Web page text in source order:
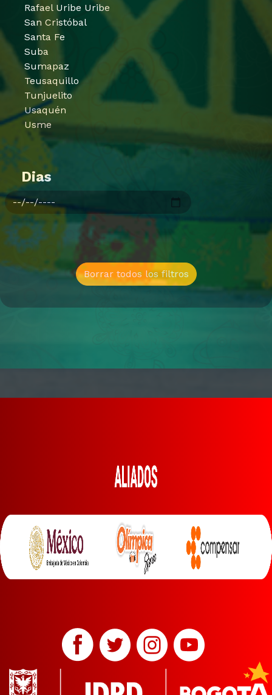
Rafael Uribe Uribe
San Cristóbal
Santa Fe
Suba
Sumapaz
Teusaquillo
Tunjuelito
Usaquén
Usme
Dias
Borrar todos los filtros